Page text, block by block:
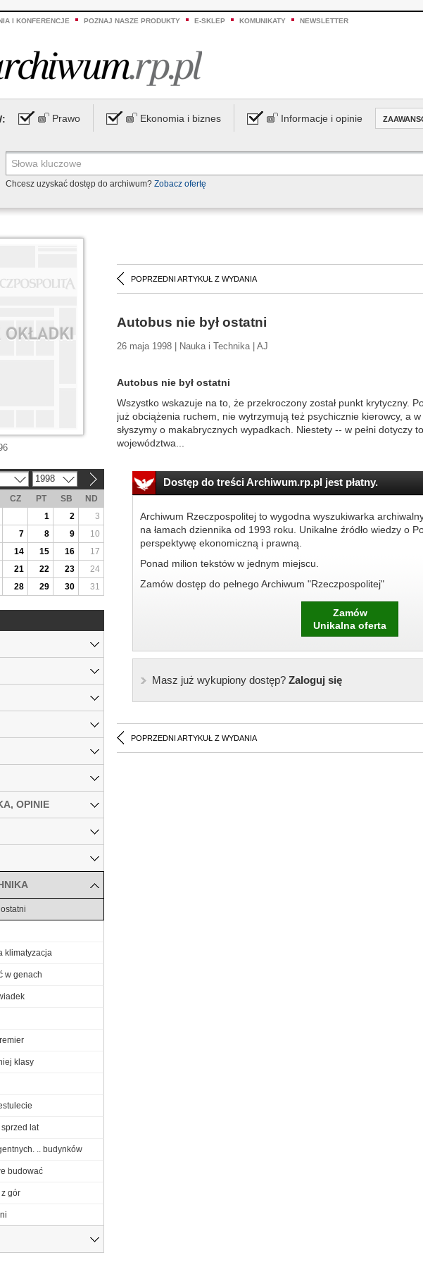
I KONFERENCJE POZNAJ NASZE PRODUKTY E-SKLEP KOMUNIKATY NEWSLETTER
Prawo Ekonomia i biznes Informacje i opinie
Chcesz uzyskać dostęp do archiwum? Zobacz ofertę
POPRZEDNI ARTYKUŁ Z WYDANIA
Autobus nie był ostatni
26 maja 1998 | Nauka i Technika | AJ
Autobus nie był ostatni
Wszystko wskazuje na to, że przekroczony został punkt krytyczny.
już obciążenia ruchem, nie wytrzymują też psychicznie kierowcy, a
słyszymy o makabrycznych wypadkach. Niestety -- w pełni dotyczy
województwa...
Dostęp do treści Archiwum.rp.pl jest płatny.
Archiwum Rzeczpospolitej to wygodna wyszukiwarka
na łamach dziennika od 1993 roku. Unikalne źródło wiedzy o
perspektywę ekonomiczną i prawną.
Ponad milion tekstów w jednym miejscu.
Zamów dostęp do pełnego Archiwum "Rzeczpospolitej"
Zamów
Unikalna oferta
Masz już wykupiony dostęp?Zaloguj się
POPRZEDNI ARTYKUŁ Z WYDANIA
1998
CZ PT SB
ND
1
2
3
7 8 9
10
14 15 16
17
21 22 23
24
28 29 30 31
OPINIE
klimatyzacja
w genach
klasy
sprzed lat
.. budynków
budować
gór